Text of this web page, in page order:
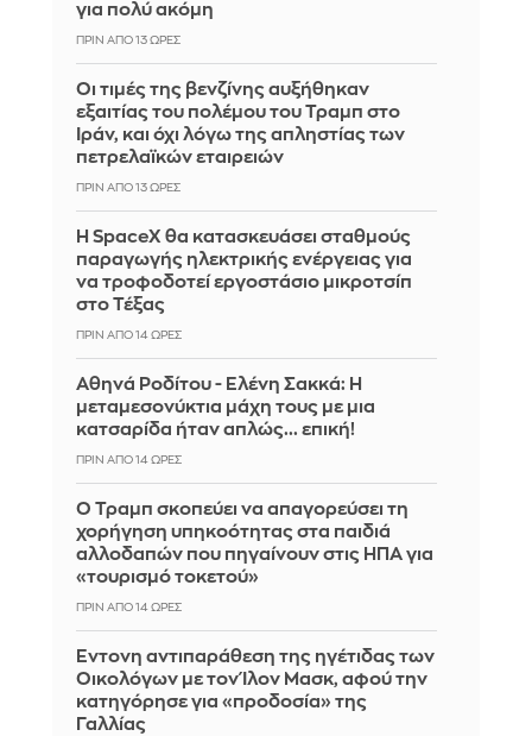
για πολύ ακόμη
ΠΡΙΝ ΑΠΌ 13 ΏΡΕΣ
Οι τιμές της βενζίνης αυξήθηκαν
εξαιτίας του πολέμου του Τραμπ στο
Ιράν, και όχι λόγω της απληστίας των
πετρελαϊκών εταιρειών
ΠΡΙΝ ΑΠΌ 13 ΏΡΕΣ
Η SpaceX θα κατασκευάσει σταθμούς
παραγωγής ηλεκτρικής ενέργειας για
να τροφοδοτεί εργοστάσιο μικροτσίπ
στο Τέξας
ΠΡΙΝ ΑΠΌ 14 ΏΡΕΣ
Αθηνά Ροδίτου - Ελένη Σακκά: Η
μεταμεσονύκτια μάχη τους με μια
κατσαρίδα ήταν απλώς... επική!
ΠΡΙΝ ΑΠΌ 14 ΏΡΕΣ
Ο Τραμπ σκοπεύει να απαγορεύσει τη
χορήγηση υπηκοότητας στα παιδιά
αλλοδαπών που πηγαίνουν στις ΗΠΑ για
«τουρισμό τοκετού»
ΠΡΙΝ ΑΠΌ 14 ΏΡΕΣ
Έντονη αντιπαράθεση της ηγέτιδας των
Οικολόγων με τον Ίλον Μασκ, αφού την
κατηγόρησε για «προδοσία» της
Γαλλίας